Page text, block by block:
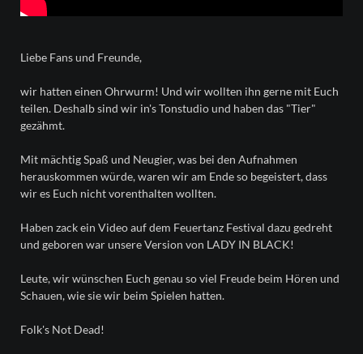
Liebe Fans und Freunde,
wir hatten einen Ohrwurm! Und wir wollten ihn gerne mit Euch
teilen. Deshalb sind wir in's Tonstudio und haben das "Tier"
gezähmt.
Mit mächtig Spaß und Neugier, was bei den Aufnahmen
herauskommen würde, waren wir am Ende so begeistert, dass
wir es Euch nicht vorenthalten wollten.
Haben zack ein Video auf dem Feuertanz Festival dazu gedreht
und geboren war unsere Version von LADY IN BLACK!
Leute, wir wünschen Euch genau so viel Freude beim Hören und
Schauen, wie sie wir beim Spielen hatten.
Folk's Not Dead!